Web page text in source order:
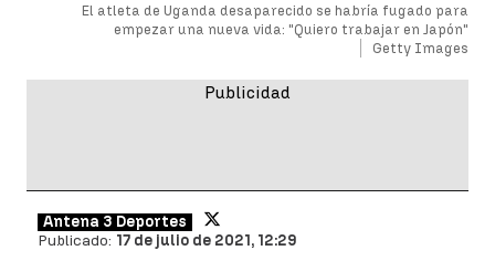
El atleta de Uganda desaparecido se habría fugado para
empezar una nueva vida: "Quiero trabajar en Japón"
Getty Images
Antena 3 Deportes
Publicado: 17 de julio de 2021, 12:29